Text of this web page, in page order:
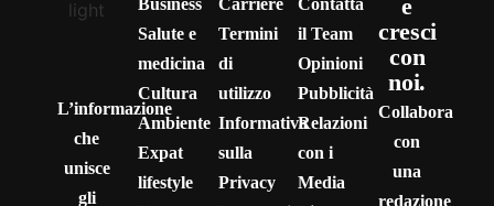
L’informazione
che
unisce
gli
Business
Salute e
medicina
Cultura
Ambiente
Expat
lifestyle
Carriere
Termini
di
utilizzo
Informativa
sulla
Privacy
Contatta
il Team
Opinioni
Pubblicità
Relazioni
con i
Media
e
cresci
con
noi.
Collabora
con
una
redazione